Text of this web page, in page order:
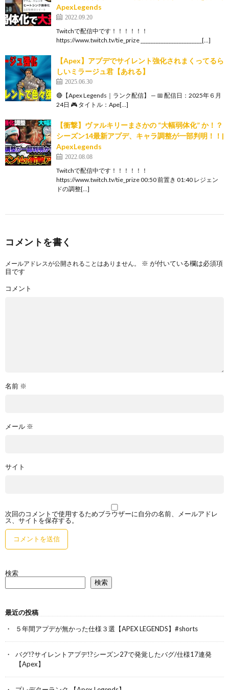
ApexLegends
2022.09.20
Twitchで配信中です！！！！！！
https://www.twitch.tv/tie_prize ________________________[…]
【Apex】アプデでサイレント強化されまくってるら
しいミラージュ君【あれる】
2025.06.30
🔴【Apex Legends｜ランク配信】 — 📅 配信日：2025年６月
24日 🎮 タイトル：Ape[…]
【衝撃】ヴァルキリーまさかの “大幅弱体化” か！？
シーズン14最新アプデ、キャラ調整が一部判明！！|
ApexLegends
2022.08.08
Twitchで配信中です！！！！！！
https://www.twitch.tv/tie_prize 00:50 前置き 01:40 レジェン
ドの調整[…]
コメントを書く
メールアドレスが公開されることはありません。 ※ が付いている欄は必須項
目です
コメント
名前 ※
メール ※
サイト
次回のコメントで使用するためブラウザーに自分の名前、メールアドレ
ス、サイトを保存する。
検索
検索
最近の投稿
５年間アプデが無かった仕様３選【APEX LEGENDS】#shorts
バグ!?サイレントアプデ!?シーズン27で発覚したバグ/仕様17連発
【Apex】